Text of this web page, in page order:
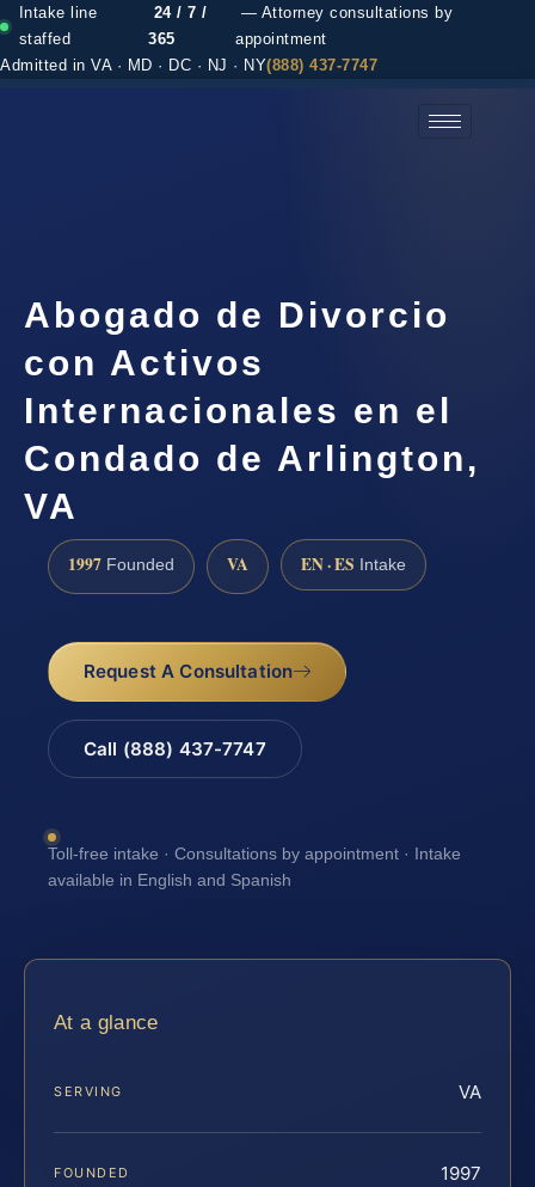
Intake line
staffed
24 / 7 /
365
— Attorney consultations by
appointment
Admitted in VA · MD · DC · NJ · NY(888) 437-7747
Abogado de Divorcio
con Activos
Internacionales en el
Condado de Arlington,
VA
1997 Founded VA EN · ES Intake
Request A Consultation
Call (888) 437-7747
Toll-free intake · Consultations by appointment · Intake
available in English and Spanish
At a glance
SERVING VA
FOUNDED 1997